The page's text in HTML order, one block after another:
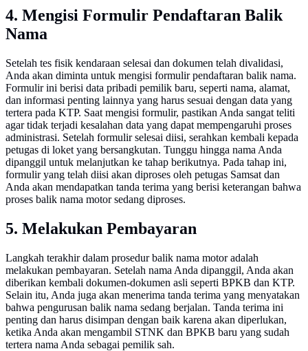
4. Mengisi Formulir Pendaftaran Balik
Nama
Setelah tes fisik kendaraan selesai dan dokumen telah divalidasi,
Anda akan diminta untuk mengisi formulir pendaftaran balik nama.
Formulir ini berisi data pribadi pemilik baru, seperti nama, alamat,
dan informasi penting lainnya yang harus sesuai dengan data yang
tertera pada KTP. Saat mengisi formulir, pastikan Anda sangat teliti
agar tidak terjadi kesalahan data yang dapat mempengaruhi proses
administrasi. Setelah formulir selesai diisi, serahkan kembali kepada
petugas di loket yang bersangkutan. Tunggu hingga nama Anda
dipanggil untuk melanjutkan ke tahap berikutnya. Pada tahap ini,
formulir yang telah diisi akan diproses oleh petugas Samsat dan
Anda akan mendapatkan tanda terima yang berisi keterangan bahwa
proses balik nama motor sedang diproses.
5. Melakukan Pembayaran
Langkah terakhir dalam prosedur balik nama motor adalah
melakukan pembayaran. Setelah nama Anda dipanggil, Anda akan
diberikan kembali dokumen-dokumen asli seperti BPKB dan KTP.
Selain itu, Anda juga akan menerima tanda terima yang menyatakan
bahwa pengurusan balik nama sedang berjalan. Tanda terima ini
penting dan harus disimpan dengan baik karena akan diperlukan,
ketika Anda akan mengambil STNK dan BPKB baru yang sudah
tertera nama Anda sebagai pemilik sah.